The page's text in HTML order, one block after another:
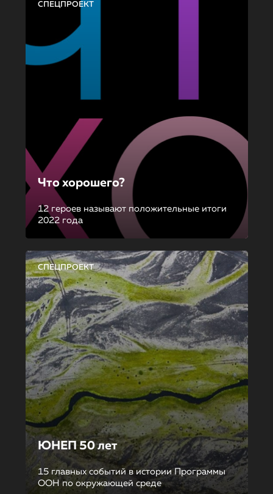
СПЕЦПРОЕКТ
Что хорошего?
12 героев называют положительные итоги
2022 года
СПЕЦПРОЕКТ
ЮНЕП 50 лет
15 главных событий в истории Программы
ООН по окружающей среде